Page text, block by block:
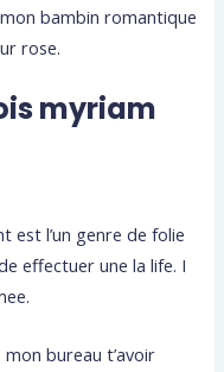
bambin romantique
rose.
myriam
est l’un genre de folie
effectuer une la life. I
bureau t’avoir